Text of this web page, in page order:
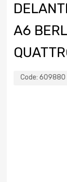
A6
Code: 609880